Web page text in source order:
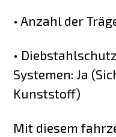
• Anzahl der
•
Systemen: Ja
Kunststoff)
Mit diesem